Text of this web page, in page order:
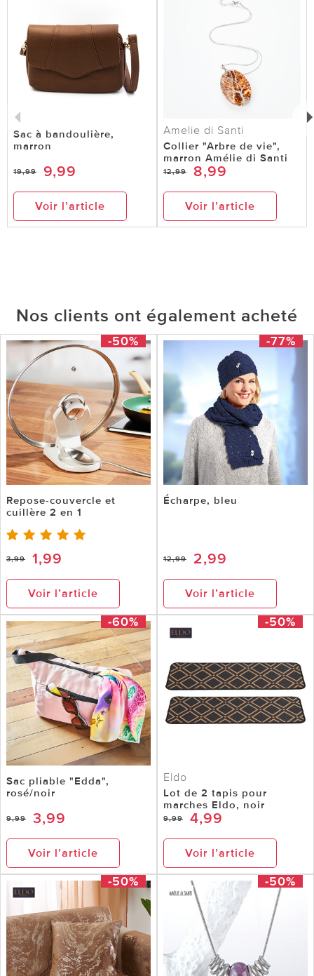
Sac à bandoulière,
marron
19,99 9,99
Voir l’article
Amelie di Santi
Collier "Arbre de vie",
marron Amélie di Santi
12,99 8,99
Voir l’article
Nos clients ont également acheté
-50%
Repose-couvercle et
cuillère 2 en 1
3,99 1,99
Voir l’article
-77%
Écharpe, bleu
12,99 2,99
Voir l’article
-60%
Sac pliable "Edda",
rosé/noir
9,99 3,99
Voir l’article
-50%
Eldo
Lot de 2 tapis pour
marches Eldo, noir
9,99 4,99
Voir l’article
-50% -50%